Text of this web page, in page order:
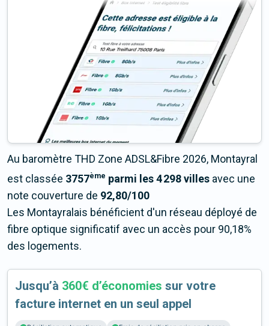
Au baromètre THD Zone ADSL&Fibre 2026, Montayral
est classée 3757ème parmi les 4 298 villes avec une
note couverture de 92,80/100
Les Montayralais bénéficient d'un réseau déployé de
fibre optique significatif avec un accès pour 90,18%
des logements.
Jusqu’à 360€ d’économies sur votre
facture internet en un seul appel